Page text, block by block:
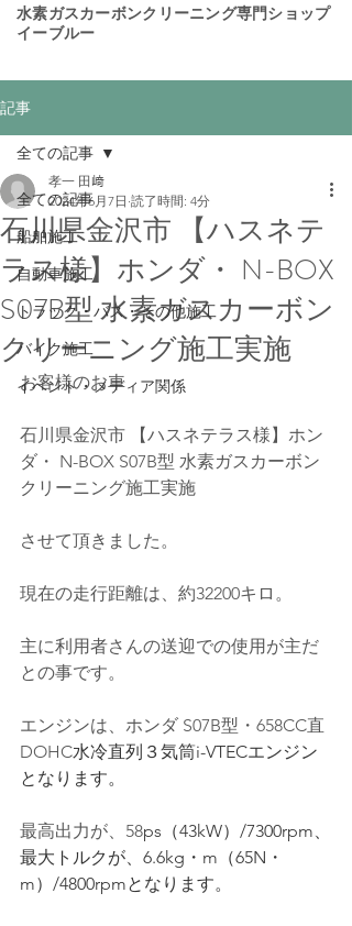
​水素ガスカーボンクリーニング専門ショップ
イーブルー
記事
全ての記事
船舶施工
自動車施工
トラック・バス・その他施工
バイク施工
イベント・メディア関係
全ての記事
石川県金沢市 【ハスネテ
ラス様】ホンダ・ N-BOX
S07B型 水素ガスカーボン
クリーニング施工実施
孝一 田﨑
2024年6月7日 読了時間: 4分
お客様のお車
石川県金沢市 【ハスネテラス様】ホン
ダ・ N-BOX S07B型 水素ガスカーボン
クリーニング施工実施
させて頂きました。
現在の走行距離は、約32200キロ。
主に利用者さんの送迎での使用が主だ
との事です。
エンジンは、ホンダ S07B型・658CC直
DOHC水冷直列３気筒i-VTECエンジン
となります。
最高出力が、58ps（43kW）/7300rpm、
最大トルクが、6.6kg・m（65N・
m）/4800rpmとなります。